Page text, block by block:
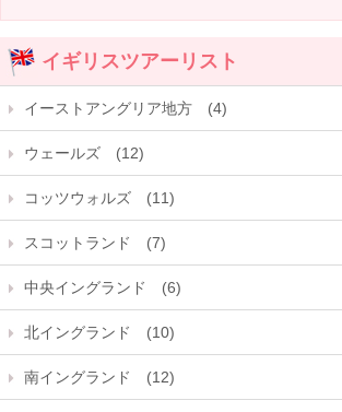
イギリスツアーリスト
イーストアングリア地方 (4)
ウェールズ (12)
コッツウォルズ (11)
スコットランド (7)
中央イングランド (6)
北イングランド (10)
南イングランド (12)